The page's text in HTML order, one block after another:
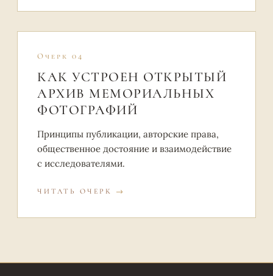
Очерк 04
КАК УСТРОЕН ОТКРЫТЫЙ
АРХИВ МЕМОРИАЛЬНЫХ
ФОТОГРАФИЙ
Принципы публикации, авторские права,
общественное достояние и взаимодействие
с исследователями.
ЧИТАТЬ ОЧЕРК